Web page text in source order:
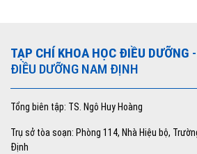
TẠP CHÍ KHOA HỌC ĐIỀU DƯỠNG
ĐIỀU DƯỠNG NAM ĐỊNH
Tổng biên tập: TS. Ngô Huy Hoàng
Trụ sở tòa soạn: Phòng 114, Nhà Hiệu bộ,
Định